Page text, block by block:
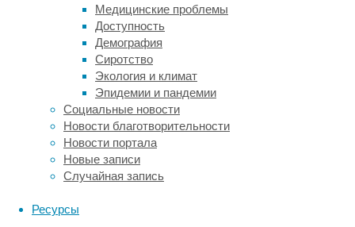
Медицинские проблемы
Доступность
Демография
Сиротство
Экология и климат
Эпидемии и пандемии
Социальные новости
Новости благотворительности
Новости портала
Новые записи
Случайная запись
Ресурсы
ткань
мозга,
которая
при
позитронно-
эмиссионной
томографии
(ПЭТ,
подробнее
о
читайте